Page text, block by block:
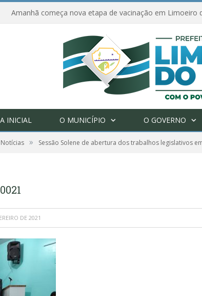
INICIAL O MUNICÍPIO O GOVERNO
Notícias » Sessão Solene de abertura dos trabalhos legislativos
DE 2021